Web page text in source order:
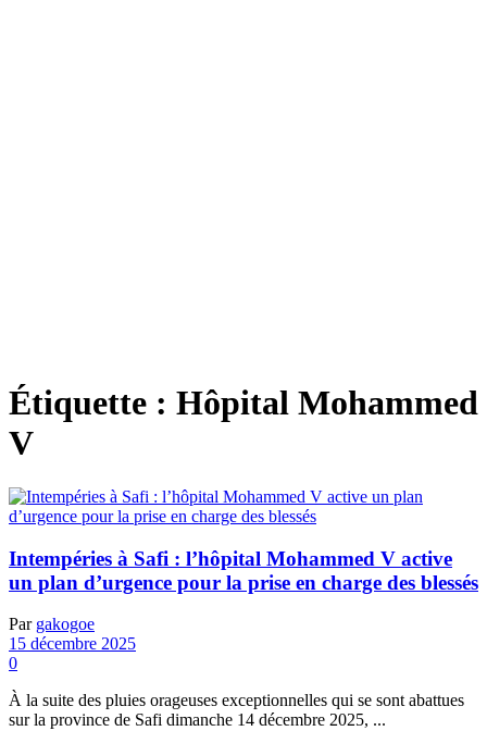
Étiquette : Hôpital Mohammed
V
Intempéries à Safi : l’hôpital Mohammed V active
un plan d’urgence pour la prise en charge des blessés
Par gakogoe
15 décembre 2025
0
À la suite des pluies orageuses exceptionnelles qui se sont abattues
sur la province de Safi dimanche 14 décembre 2025, ...